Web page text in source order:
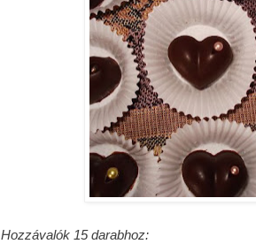
Hozzávalók 15 darabhoz: